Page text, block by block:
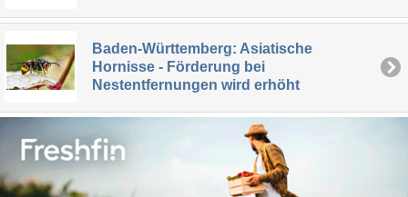
Baden-Württemberg: Asiatische
Hornisse - Förderung bei
Nestentfernungen wird erhöht